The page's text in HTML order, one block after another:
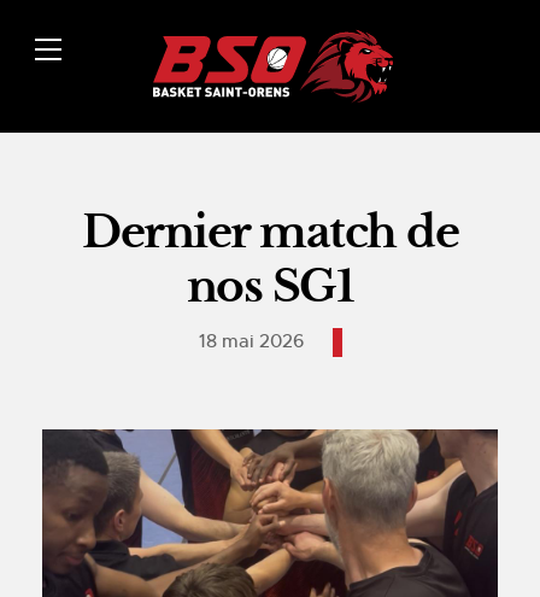
Dernier match de
nos SG1
18 mai 2026